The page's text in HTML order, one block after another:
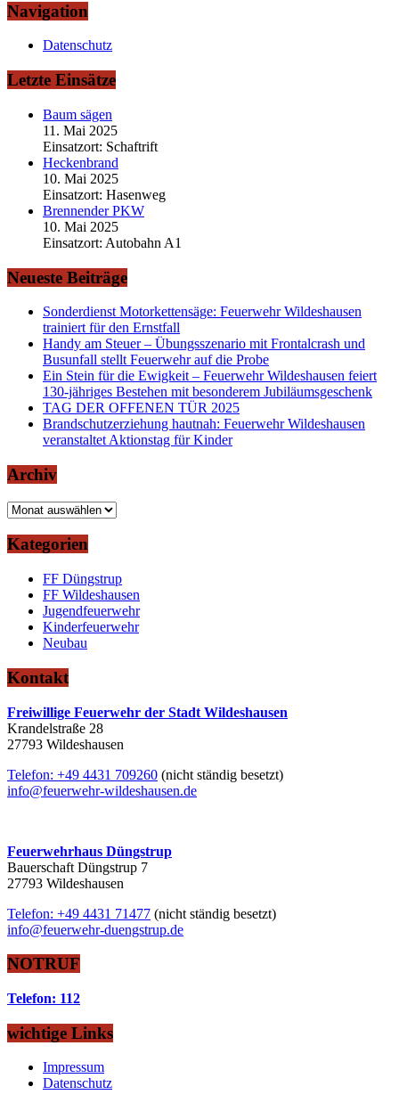
Navigation
Datenschutz
Letzte Einsätze
Baum sägen
11. Mai 2025
Einsatzort: Schaftrift
Heckenbrand
10. Mai 2025
Einsatzort: Hasenweg
Brennender PKW
10. Mai 2025
Einsatzort: Autobahn A1
Neueste Beiträge
Sonderdienst Motorkettensäge: Feuerwehr Wildeshausen
trainiert für den Ernstfall
Handy am Steuer – Übungsszenario mit Frontalcrash und
Busunfall stellt Feuerwehr auf die Probe
Ein Stein für die Ewigkeit – Feuerwehr Wildeshausen feiert
130-jähriges Bestehen mit besonderem Jubiläumsgeschenk
TAG DER OFFENEN TÜR 2025
Brandschutzerziehung hautnah: Feuerwehr Wildeshausen
veranstaltet Aktionstag für Kinder
Archiv
Archiv
Kategorien
FF Düngstrup
FF Wildeshausen
Jugendfeuerwehr
Kinderfeuerwehr
Neubau
Kontakt
Freiwillige Feuerwehr der Stadt Wildeshausen
Krandelstraße 28
27793 Wildeshausen
Telefon: +49 4431 709260 (nicht ständig besetzt)
info@feuerwehr-wildeshausen.de
Feuerwehrhaus Düngstrup
Bauerschaft Düngstrup 7
27793 Wildeshausen
Telefon: +49 4431 71477 (nicht ständig besetzt)
info@feuerwehr-duengstrup.de
NOTRUF
Telefon: 112
wichtige Links
Impressum
Datenschutz